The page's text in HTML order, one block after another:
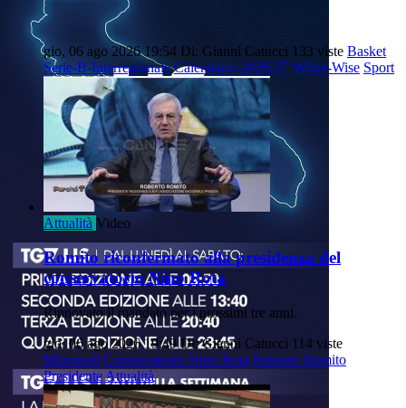
gio, 06 ago 2026 19:54 Di: Gianni Catucci 133 viste Basket
Serie-B-Interregionale Calendario-2026-27 White-Wise Sport
Attualità Video
Romito riconfermato alla presidenza del
conservatorio Nino Rota
Rinnovato il mandato per i prossimi tre anni.
gio, 06 ago 2026 19:49 Di: Gianni Catucci 114 viste
Monopoli Conservatorio-Nino-Rota Roberto-Romito
PresidenteAttualità